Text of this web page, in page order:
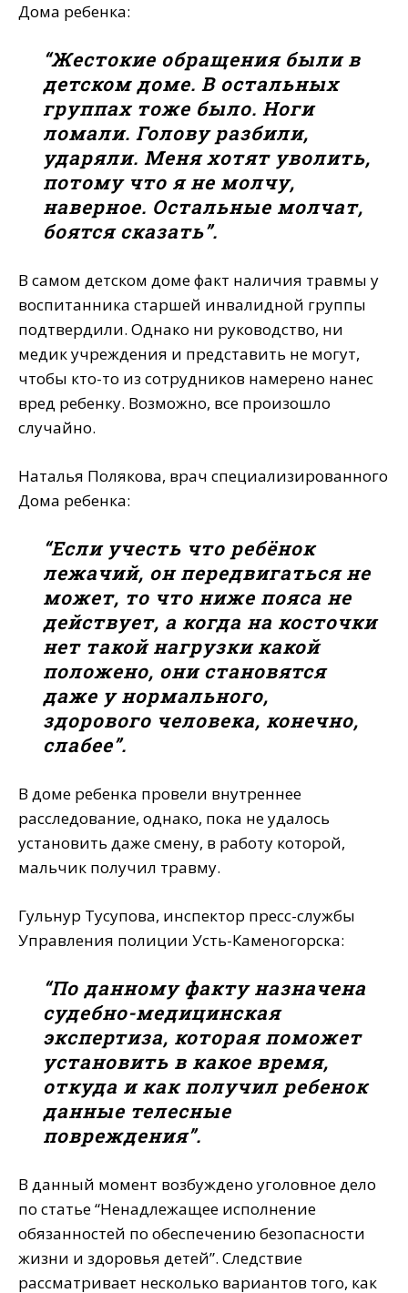
Дома ребенка:
“Жестокие обращения были в
детском доме. В остальных
группах тоже было. Ноги
ломали. Голову разбили,
ударяли. Меня хотят уволить,
потому что я не молчу,
наверное. Остальные молчат,
боятся сказать”.
В самом детском доме факт наличия травмы у
воспитанника старшей инвалидной группы
подтвердили. Однако ни руководство, ни
медик учреждения и представить не могут,
чтобы кто-то из сотрудников намерено нанес
вред ребенку. Возможно, все произошло
случайно.
Наталья Полякова, врач специализированного
Дома ребенка:
“Если учесть что ребёнок
лежачий, он передвигаться не
может, то что ниже пояса не
действует, а когда на косточки
нет такой нагрузки какой
положено, они становятся
даже у нормального,
здорового человека, конечно,
слабее”.
В доме ребенка провели внутреннее
расследование, однако, пока не удалось
установить даже смену, в работу которой,
мальчик получил травму.
Гульнур Тусупова, инспектор пресс-службы
Управления полиции Усть-Каменогорска:
“По данному факту назначена
судебно-медицинская
экспертиза, которая поможет
установить в какое время,
откуда и как получил ребенок
данные телесные
повреждения”.
В данный момент возбуждено уголовное дело
по статье “Ненадлежащее исполнение
обязанностей по обеспечению безопасности
жизни и здоровья детей”. Следствие
рассматривает несколько вариантов того, как